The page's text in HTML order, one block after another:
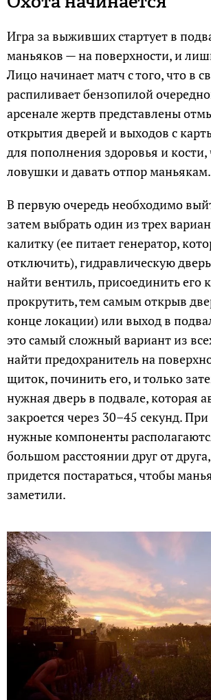
Игра за выживших стартует в
маньяков — на поверхности, и
Лицо начинает матч с того, что в
распиливает бензопилой
арсенале жертв представлены
открытия дверей и выходов с
для пополнения здоровья и
ловушки и давать отпор маньякам.
В первую очередь необходимо
затем выбрать один из трех
калитку (ее питает генератор,
отключить), гидравлическую
найти вентиль, присоединить его
прокрутить, тем самым открыв
конце локации) или выход в
это самый сложный вариант из
найти предохранитель на
щиток, починить его, и только
нужная дверь в подвале, которая
закроется через 30–45 секунд.
нужные компоненты
большом расстоянии друг от
придется постараться, чтобы
заметили.